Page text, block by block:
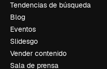
Tendencias de búsqueda
Blog
Eventos
Slidesgo
Vender contenido
Sala de prensa